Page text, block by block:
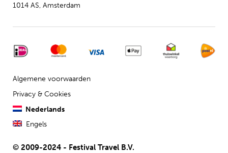
1014 AS, Amsterdam
Algemene voorwaarden
Privacy & Cookies
Nederlands
Engels
© 2009-2024 - Festival Travel B.V.